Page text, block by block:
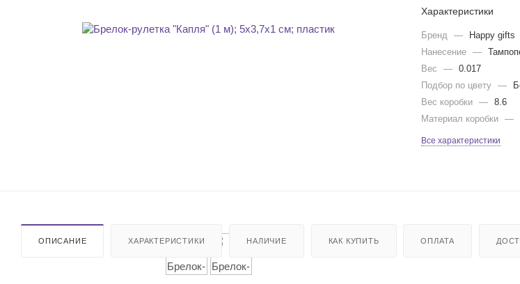
Характеристики
Бренд —
Happy gifts
Нанесение
—
Вес
—
0.017
Подбор по цвету
—
Вес коробки
—
8.6
Материал коробки
—
Все характеристики
ОПИСАНИЕ ХАРАКТЕРИСТИКИ НАЛИЧИЕ КАК КУПИТЬ ОПЛАТА